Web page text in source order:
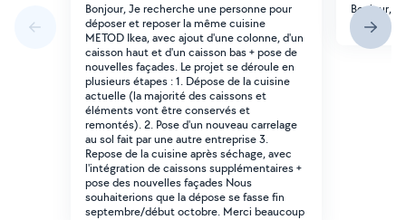
Bonjour, Je recherche une personne pour
déposer et reposer la même cuisine
METOD Ikea, avec ajout d'une colonne, d'un
caisson haut et d'un caisson bas + pose de
nouvelles façades. Le projet se déroule en
plusieurs étapes : 1. Dépose de la cuisine
actuelle (la majorité des caissons et
éléments vont être conservés et
remontés). 2. Pose d'un nouveau carrelage
au sol fait par une autre entreprise 3.
Repose de la cuisine après séchage, avec
l'intégration de caissons supplémentaires +
pose des nouvelles façades Nous
souhaiterions que la dépose se fasse fin
septembre/début octobre. Merci beaucoup
Bonjour,
des